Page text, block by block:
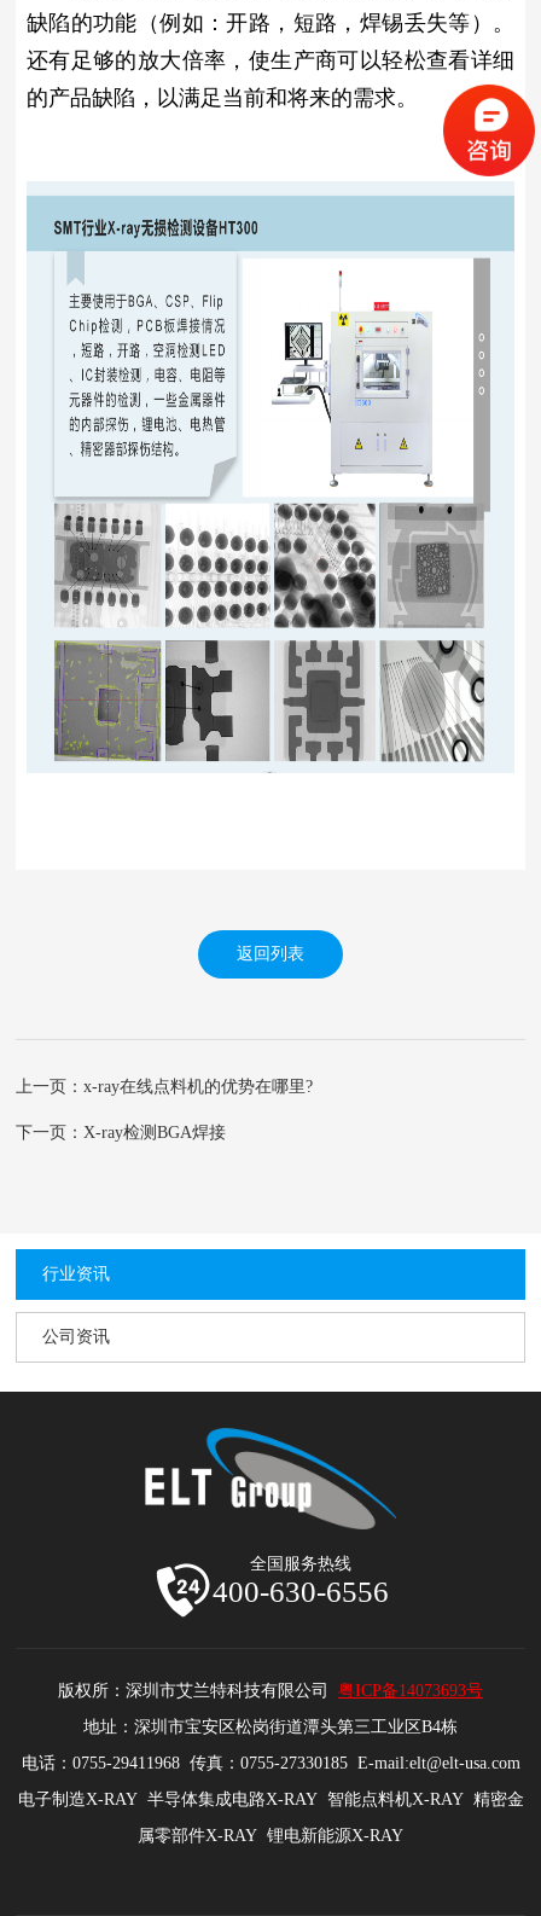
缺陷的功能（例如：开路，短路，焊锡丢失等）。
还有足够的放大倍率，使生产商可以轻松查看详细
的产品缺陷，以满足当前和将来的需求。
返回列表
上一页：x-ray在线点料机的优势在哪里?
下一页：X-ray检测BGA焊接
行业资讯
公司资讯
全国服务热线
400-630-6556
版权所：深圳市艾兰特科技有限公司 粤ICP备14073693号
地址：深圳市宝安区松岗街道潭头第三工业区B4栋
电话：0755-29411968 传真：0755-27330185 E-mail:elt@elt-usa.com
电子制造X-RAY 半导体集成电路X-RAY 智能点料机X-RAY 精密金
属零部件X-RAY 锂电新能源X-RAY